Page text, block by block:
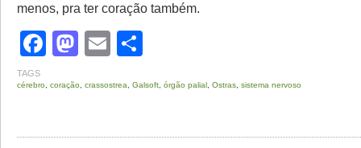
menos, pra ter coração também.
Facebook
Mastodon
Email
TAGS
cérebro coração crassostrea Galsoft órgão palial Ostras sistema nervoso